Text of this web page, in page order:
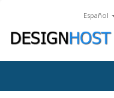
Español